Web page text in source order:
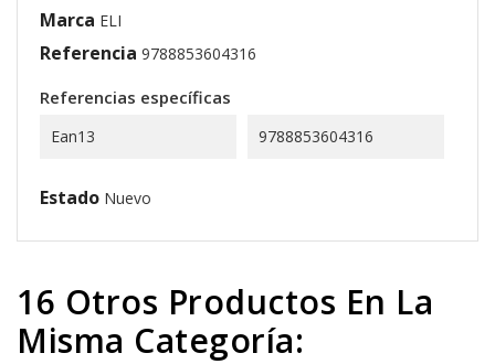
Marca ELI
Referencia 9788853604316
Referencias específicas
Ean13 9788853604316
Estado Nuevo
16 Otros Productos En La
Misma Categoría: